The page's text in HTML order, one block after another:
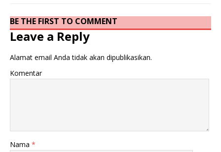
BE THE FIRST TO COMMENT
Leave a Reply
Alamat email Anda tidak akan dipublikasikan.
Komentar
Nama *